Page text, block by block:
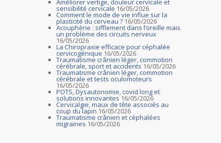
sensibilité cervicale 16/05/2026
Comment le mode de vie influe sur la
plasticité du cerveau ? 16/05/2026
Acouphène : sifflement dans l’oreille mais
un problème des circuits nerveux
16/05/2026
La Chiropraxie efficace pour céphalée
cervicogénique 16/05/2026
Traumatisme crânien léger, commotion
cérébrale, sport et accidents 16/05/2026
Traumatisme crânien léger, commotion
cérébrale et tests oculomoteurs
16/05/2026
POTS, Dysautonomie, covid long et
solutions innovantes 16/05/2026
Cervicalgie, maux de tête associés au
coup du lapin 16/05/2026
Traumatisme crânien et céphalées
migraines 16/05/2026